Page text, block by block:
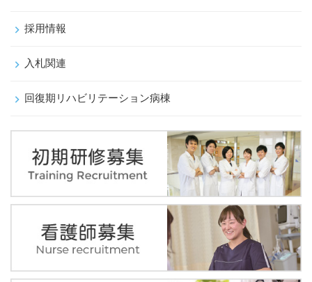
採用情報
入札関連
回復期リハビリテーション病棟